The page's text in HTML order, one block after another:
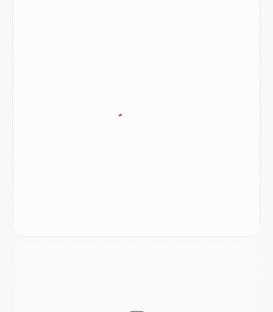
- Après Pacho, d'autres retours en vue